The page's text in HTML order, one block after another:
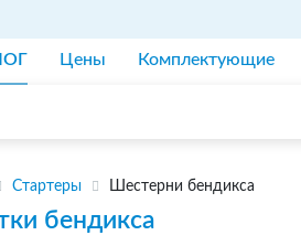
Цены Комплектующие
Стартеры Шестерни бендикса
бендикса